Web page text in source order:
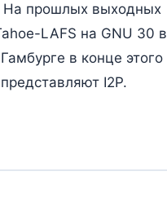
На прошлых выходных
LAFS на GNU 30 в
в конце этого
I2P.